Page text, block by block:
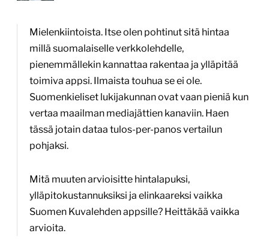
Mielenkiintoista. Itse olen pohtinut sitä hintaa
millä suomalaiselle verkkolehdelle,
pienemmällekin kannattaa rakentaa ja ylläpitää
toimiva appsi. Ilmaista touhua se ei ole.
Suomenkieliset lukijakunnan ovat vaan pieniä kun
vertaa maailman mediajättien kanaviin. Haen
tässä jotain dataa tulos-per-panos vertailun
pohjaksi.
Mitä muuten arvioisitte hintalapuksi,
ylläpitokustannuksiksi ja elinkaareksi vaikka
Suomen Kuvalehden appsille? Heittäkää vaikka
arvioita.